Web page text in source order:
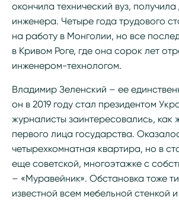
окончила технический вуз,
инженера. Четыре года трудового
на работу в Монголии, но все
в Кривом Роге, где она сорок лет
инженером-технологом.
Владимир Зеленский – ее
он в 2019 году стал президентом
журналисты заинтересовались, как
первого лица государства.
четырехкомнатная квартира, но в
еще советской, многоэтажке с
– «Муравейник». Обстановка тоже
известной всем мебельной стенкой